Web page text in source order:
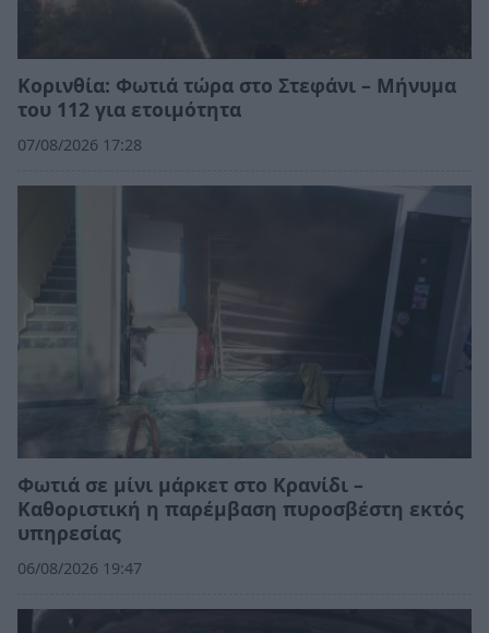
Κορινθία: Φωτιά τώρα στο Στεφάνι – Μήνυμα
του 112 για ετοιμότητα
07/08/2026 17:28
Φωτιά σε μίνι μάρκετ στο Κρανίδι –
Καθοριστική η παρέμβαση πυροσβέστη εκτός
υπηρεσίας
06/08/2026 19:47